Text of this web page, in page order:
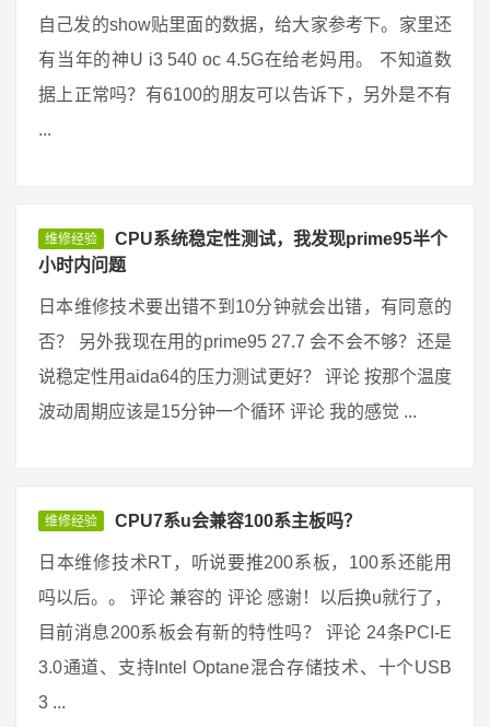
自己发的show贴里面的数据，给大家参考下。家里还
有当年的神U i3 540 oc 4.5G在给老妈用。 不知道数
据上正常吗？有6100的朋友可以告诉下，另外是不有
...
维修经验
CPU系统稳定性测试，我发现prime95半个
小时内问题
日本维修技术要出错不到10分钟就会出错，有同意的
否？ 另外我现在用的prime95 27.7 会不会不够？还是
说稳定性用aida64的压力测试更好？ 评论 按那个温度
波动周期应该是15分钟一个循环 评论 我的感觉 ...
维修经验 CPU7系u会兼容100系主板吗？
日本维修技术RT，听说要推200系板，100系还能用
吗以后。。 评论 兼容的 评论 感谢！以后换u就行了，
目前消息200系板会有新的特性吗？ 评论 24条PCI-E
3.0通道、支持Intel Optane混合存储技术、十个USB
3 ...